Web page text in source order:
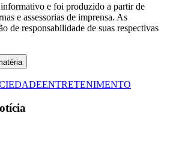
e foi produzido a partir de
e assessorias de imprensa. As
de responsabilidade de suas respectivas
ENTRETENIMENTO